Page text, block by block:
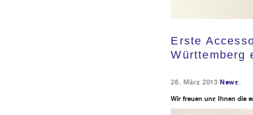
Erste
Württemberg
26. März 2013 News.
Wir freuen uns Ihnen die